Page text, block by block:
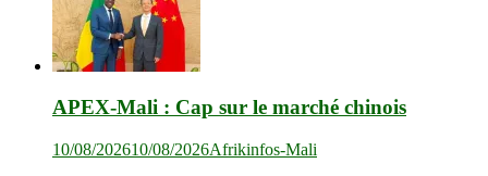
APEX-Mali : Cap sur le marché chinois
10/08/202610/08/2026Afrikinfos-Mali